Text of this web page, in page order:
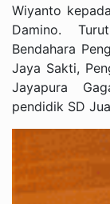
Wiyanto
Damino.
Bendahara
Jaya Sakti,
Jayapura
pendidik SD